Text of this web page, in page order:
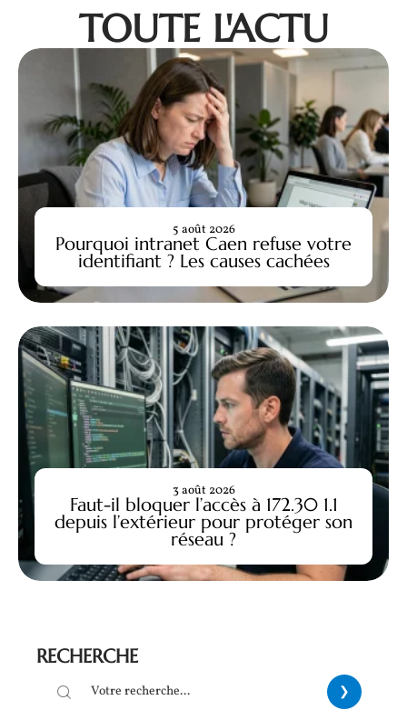
TOUTE L'ACTU
Pourquoi intranet Caen refuse votre
identifiant ? Les causes cachées
5 août 2026
Faut-il bloquer l’accès à 172.30 1.1
depuis l’extérieur pour protéger son
réseau ?
3 août 2026
RECHERCHE